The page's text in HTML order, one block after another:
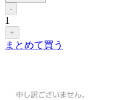
-
1
+
まとめて買う